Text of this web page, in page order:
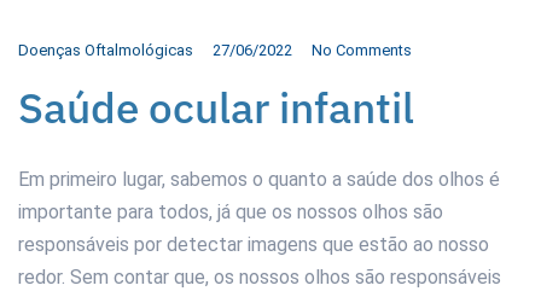
Doenças Oftalmológicas 27/06/2022 No Comments
Saúde ocular infantil
Em primeiro lugar, sabemos o quanto a saúde dos olhos é
importante para todos, já que os nossos olhos são
responsáveis por detectar imagens que estão ao nosso
redor. Sem contar que, os nossos olhos são responsáveis